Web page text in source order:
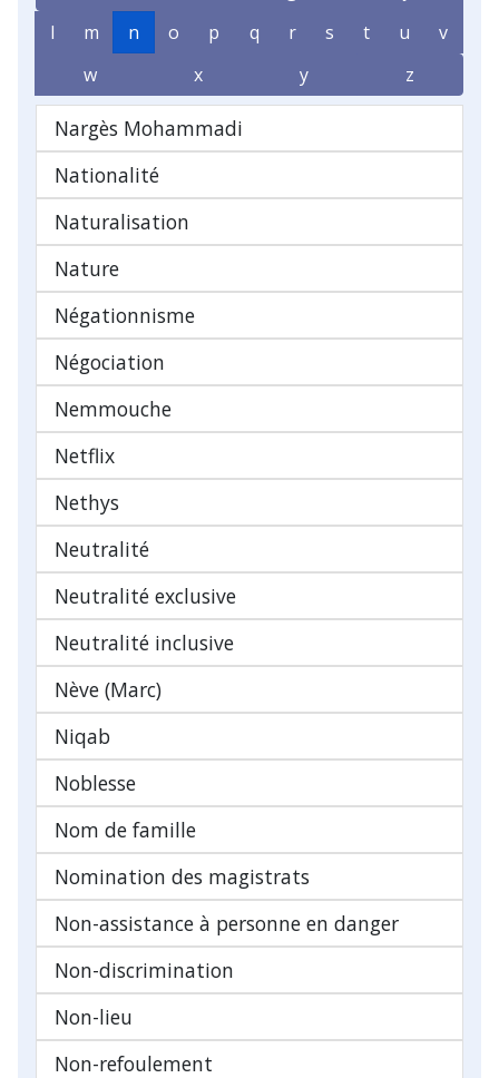
l
m n o p q r s t u
v
w
x y z
Nargès Mohammadi
Nationalité
Naturalisation
Nature
Négationnisme
Négociation
Nemmouche
Netflix
Nethys
Neutralité
Neutralité exclusive
Neutralité inclusive
Nève (Marc)
Niqab
Noblesse
Nom de famille
Nomination des magistrats
Non-assistance à personne en danger
Non-discrimination
Non-lieu
Non-refoulement